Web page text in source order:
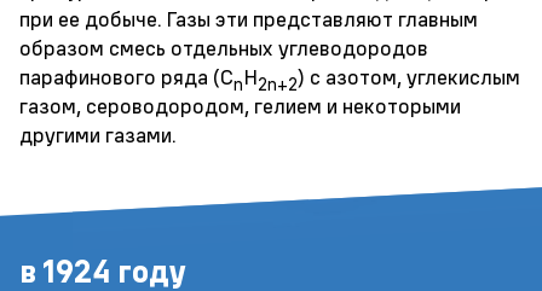
при ее добыче. Газы эти представляют главным
образом смесь отдельных углеводородов
парафинового ряда (CnH2n+2) с азотом, углекислым
газом, сероводородом, гелием и некоторыми
другими газами.
в 1924 году